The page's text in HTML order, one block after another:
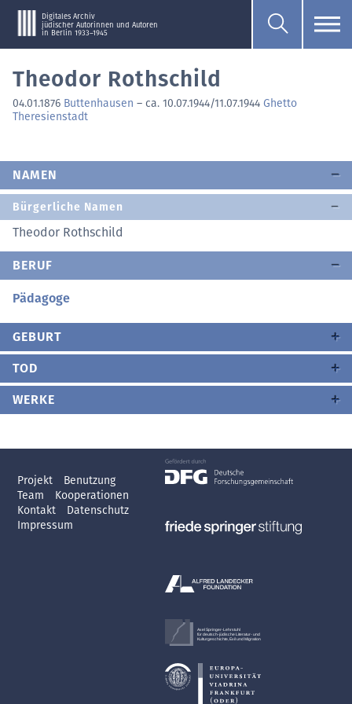
Digitales Archiv
jüdischer Autorinnen und Autoren
in Berlin 1933–1945
Theodor Rothschild
04.01.1876 Buttenhausen – ca. 10.07.1944/11.07.1944 Ghetto
Theresienstadt
NAMEN
Bürgerliche Namen
Theodor Rothschild
BERUF
Pädagoge
GEBURT
TOD
WERKE
Projekt
Benutzung
Team
Kooperationen
Kontakt
Datenschutz
Impressum
Axel Springer-Lehrstuhl
für deutsch-jüdische Literatur- und
Kulturgeschichte, Exil und Migration